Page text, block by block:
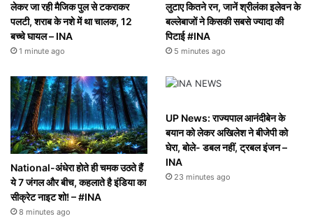
लेकर जा रही मैजिक पुल से टकराकर
पलटी, शराब के नशे में था चालक, 12
बच्चे घायल – INA
1 minute ago
लुटाए कितने रन, जानें श्रीलंका इलेवन के
बल्लेबाजों ने किसकी सबसे ज्यादा की
पिटाई #INA
5 minutes ago
National-अंधेरा होते ही चमक उठते हैं
ये 7 जंगल और बीच, कहलाते है इंडिया का
सीक्रेट नाइट शो! – #INA
8 minutes ago
UP News: राज्यपाल आनंदीबेन के
बयान को लेकर अखिलेश ने बीजेपी को
घेरा, बोले- डबल नहीं, ट्रबल इंजन –
INA
23 minutes ago